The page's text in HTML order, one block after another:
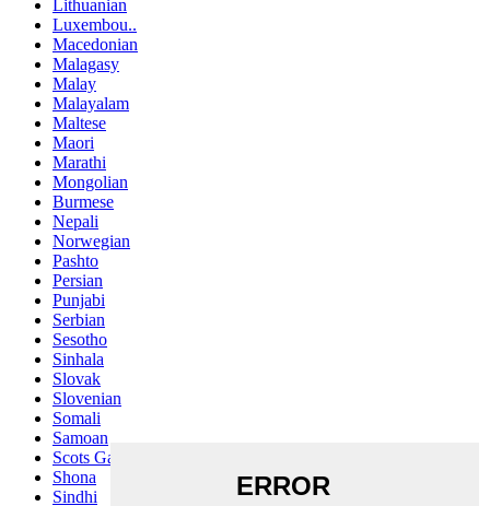
Lithuanian
Luxembou..
Macedonian
Malagasy
Malay
Malayalam
Maltese
Maori
Marathi
Mongolian
Burmese
Nepali
Norwegian
Pashto
Persian
Punjabi
Serbian
Sesotho
Sinhala
Slovak
Slovenian
Somali
Samoan
Scots Gaelic
Shona
Sindhi